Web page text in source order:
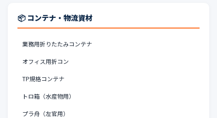
📦 コンテナ・物流資材
業務用折りたたみコンテナ
オフィス用折コン
TP規格コンテナ
トロ箱（水産物用）
プラ舟（左官用）